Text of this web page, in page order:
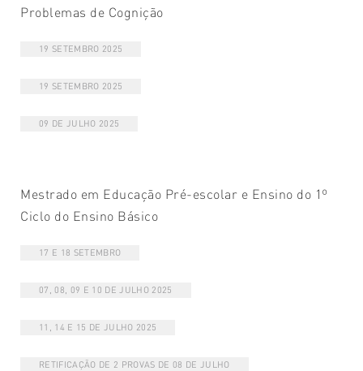
Problemas de Cognição
19 SETEMBRO 2025
19 SETEMBRO 2025
09 DE JULHO 2025
Mestrado em Educação Pré-escolar e Ensino do 1º
Ciclo do Ensino Básico
17 E 18 SETEMBRO
07, 08, 09 E 10 DE JULHO 2025
11, 14 E 15 DE JULHO 2025
RETIFICAÇÃO DE 2 PROVAS DE 08 DE JULHO